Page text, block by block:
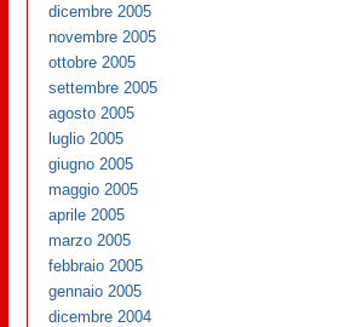
dicembre 2005
novembre 2005
ottobre 2005
settembre 2005
agosto 2005
luglio 2005
giugno 2005
maggio 2005
aprile 2005
marzo 2005
febbraio 2005
gennaio 2005
dicembre 2004